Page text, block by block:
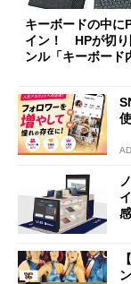
キーボードの中に
イン！ HPが切り
ンル「キーボード